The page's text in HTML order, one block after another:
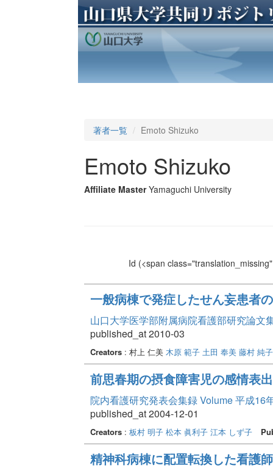
著者一覧 Emoto Shizuko
Emoto Shizuko
Affiliate Master Yamaguchi University
Id (<span
一般病棟で発症したせん妄患者
山口大学医学部附属病院看護部研究論文
published_at 2010-03
Creators: 村上 仁美 木原 範子 土田 奉美 藤村 純子
前思春期の摂食障害児の感情表
院内看護研究発表会集録 Volume 平成16
published_at 2004-12-01
Creators: 板村 明子 松本 眞利子 江本 しず子
精神科病棟に配置転換した看護